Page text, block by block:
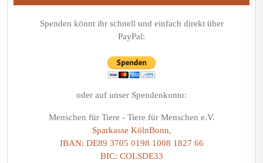
Spenden könnt ihr schnell und einfach direkt über
PayPal:
oder auf unser Spendenkonto:
Menschen für Tiere - Tiere für Menschen e.V.
Sparkasse KölnBonn,
IBAN: DE89 3705 0198 1008 1827 66
BIC: COLSDE33